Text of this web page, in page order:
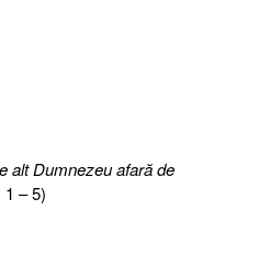
alt Dumnezeu afară de
1 – 5)